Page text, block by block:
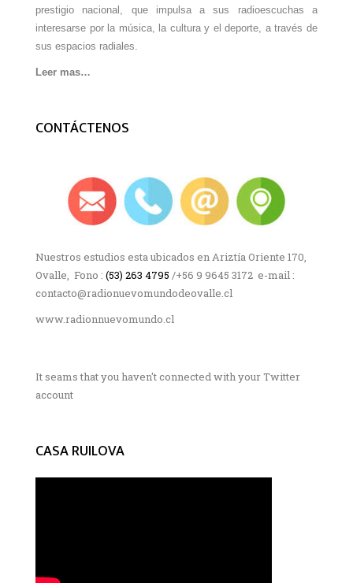
prestigio nacional, que impulsa a sus radioescuchas a
interesarse por la música, la cultura y el deporte, a través de
sus espacios radiales.
Leer mas…
CONTÁCTENOS
Nuestros estudios esta ubicados en Ariztía Oriente 170,
Ovalle, Fono : (53) 263 4795 /+56 9 9645 3172 e-mail :
contacto@radionuevomundodeovalle.cl
www.radionnuevomundo.cl
It seams that you haven't connected with your Twitter
account
CASA RUILOVA